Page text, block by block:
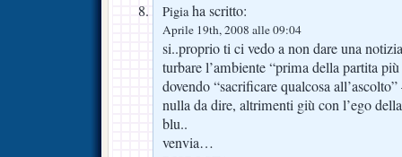
Pigiaha scritto:
Aprile 19th, 2008 alle 09:04
si..proprio ti ci vedo a non dare una
turbare l’ambiente “prima della partita
dovendo “sacrificare qualcosa
nulla da dire, altrimenti giù con l’ego
blu..
venvia…